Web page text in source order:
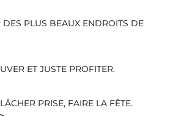
PLUS BEAUX ENDROITS DE
ET JUSTE PROFITER.
PRISE, FAIRE LA FÊTE.